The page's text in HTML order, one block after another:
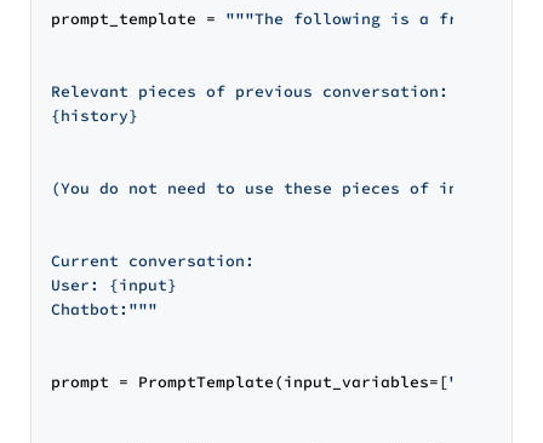
prompt_template = """The following is a friendly
Relevant pieces of previous conversation:
{history}
(You do not need to use these pieces of
Current conversation:
User: {input}
Chatbot:"""
prompt = PromptTemplate(input_variables=["history"